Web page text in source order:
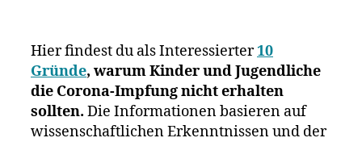
Hier findest du als Interessierter10
Gründe, warum Kinder und Jugendliche
die Corona-Impfung nicht erhalten
sollten. Die Informationen basieren auf
wissenschaftlichen Erkenntnissen und der